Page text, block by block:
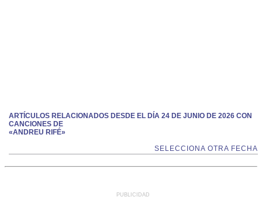
ARTÍCULOS RELACIONADOS DESDE EL DÍA 24 DE JUNIO DE 2026 CON
CANCIONES DE
«ANDREU RIFÉ»
SELECCIONA OTRA FECHA
PUBLICIDAD